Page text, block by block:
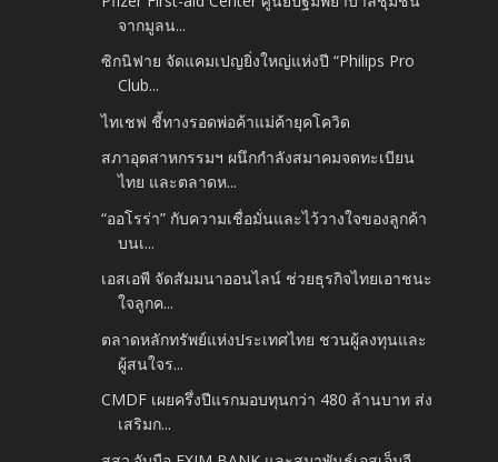
จากมูลน...
ซิกนิฟาย จัดแคมเปญยิ่งใหญ่แห่งปี “Philips Pro
Club...
ไทเชฟ ชี้ทางรอดพ่อค้าแม่ค้ายุคโควิด
สภาอุตสาหกรรมฯ ผนึกกำลังสมาคมจดทะเบียน
ไทย และตลาดห...
“ออโรร่า” กับความเชื่อมั่นและไว้วางใจของลูกค้า
บนเ...
เอสเอพี จัดสัมมนาออนไลน์ ช่วยธุรกิจไทยเอาชนะ
ใจลูกค...
ตลาดหลักทรัพย์แห่งประเทศไทย ชวนผู้ลงทุนและ
ผู้สนใจร...
CMDF เผยครึ่งปีแรกมอบทุนกว่า 480 ล้านบาท ส่ง
เสริมก...